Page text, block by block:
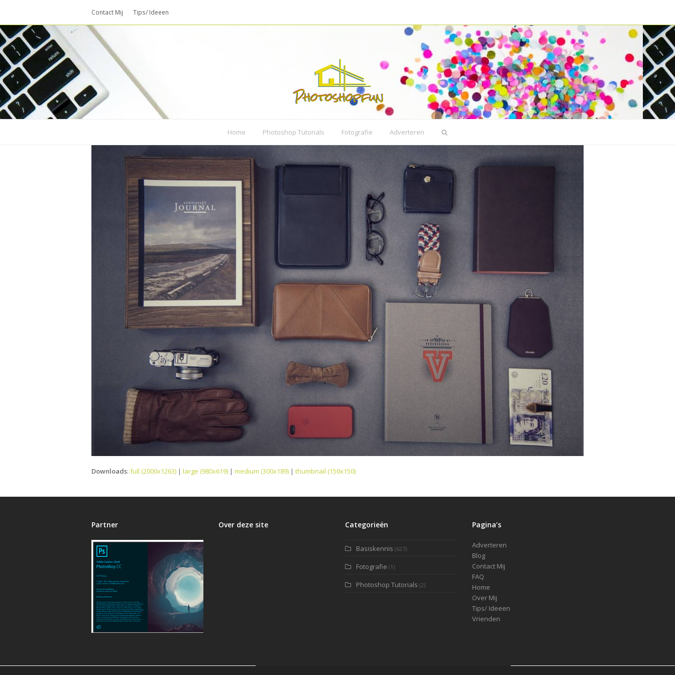
Contact Mij Tips/ Ideeen
Home Photoshop Tutorials Fotografie Adverteren
Downloads: full (2000x1263) | large (980x619) | medium (300x189) | thumbnail (150x150)
Partner Over deze site Categorieën
Basiskennis (627)
Fotografie (1)
Photoshop Tutorials (2)
Pagina’s
Adverteren
Blog
Contact Mij
FAQ
Home
Over Mij
Tips/ Ideeen
Vrienden